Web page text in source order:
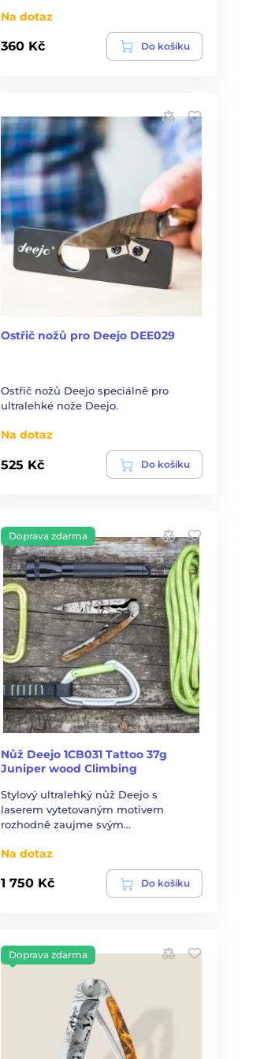
Na dotaz
360 Kč Do košíku
Ostřič nožů pro Deejo DEE029
Ostřič nožů Deejo speciálně pro
ultralehké nože Deejo.
Na dotaz
525 Kč Do košíku
Doprava zdarma
Nůž Deejo 1CB031 Tattoo 37g
Juniper wood Climbing
Stylový ultralehký nůž Deejo s
laserem vytetovaným motivem
rozhodně zaujme svým…
Na dotaz
1 750 Kč Do košíku
Doprava zdarma